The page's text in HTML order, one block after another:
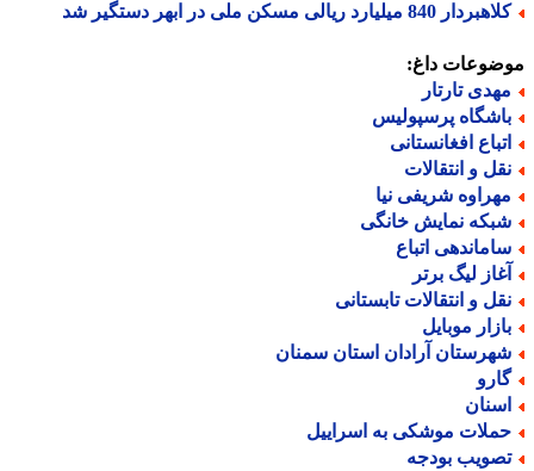
840 میلیارد ریالی مسکن ملی در ابهر دستگیر شد
داغ:
تارتار
پرسپولیس
افغانستانی
و انتقالات
شریفی نیا
نمایش خانگی
اتباع
لیگ برتر
و انتقالات تابستانی
موبایل
آرادان استان سمنان
موشکی به اسراییل
بودجه